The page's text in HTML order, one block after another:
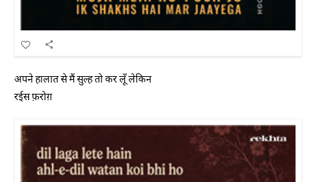
अपने हालात से मैं सुल्ह तो कर लूँ लेकिन
रईस फ़रोग़